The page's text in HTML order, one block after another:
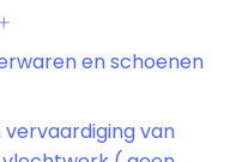
en schoenen
van